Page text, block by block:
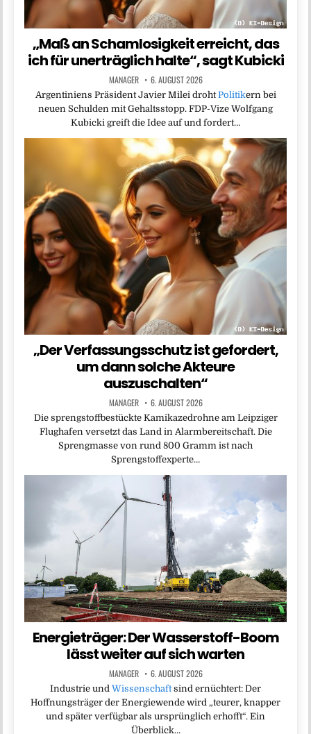
„Maß an Schamlosigkeit erreicht, das
ich für unerträglich halte“, sagt Kubicki
MANAGER 6. AUGUST 2026
Argentiniens Präsident Javier Milei drohtPolitikern bei
neuen Schulden mit Gehaltsstopp. FDP-Vize Wolfgang
Kubicki greift die Idee auf und fordert…
„Der Verfassungsschutz ist gefordert,
um dann solche Akteure
auszuschalten“
MANAGER 6. AUGUST 2026
Die sprengstoffbestückte Kamikazedrohne am Leipziger
Flughafen versetzt das Land in Alarmbereitschaft. Die
Sprengmasse von rund 800 Gramm ist nach
Sprengstoffexperte…
Energieträger: Der Wasserstoff-Boom
lässt weiter auf sich warten
MANAGER 6. AUGUST 2026
Industrie und Wissenschaftsind ernüchtert: Der
Hoffnungsträger der Energiewende wird „teurer, knapper
und später verfügbar als ursprünglich erhofft“. Ein
Überblick…